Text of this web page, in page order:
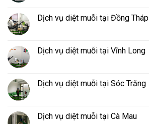
Dịch vụ diệt muỗi tại Đồng Tháp
Dịch vụ diệt muỗi tại Vĩnh Long
Dịch vụ diệt muỗi tại Sóc Trăng
Dịch vụ diệt muỗi tại Cà Mau